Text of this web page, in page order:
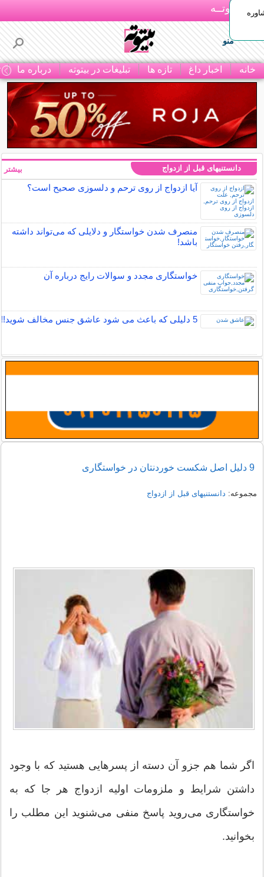
بـیتوتــه
منو
خانه اخبار داغ تازه ها تبلیغات در بیتوته درباره ما
دانستنیهای قبل از ازدواج
آیا ازدواج از روی ترحم و دلسوزی صحیح است؟
منصرف شدن خواستگار و دلایلی که می‌تواند داشته
باشد!
خواستگاری مجدد و سوالات رایج درباره آن
5 دلیلی که باعث می شود عاشق جنس مخالف شوید!!
بیشتر
9 دلیل اصل شکست خوردنتان در خواستگاری
مجموعه: دانستنیهای قبل از ازدواج
اگر شما هم جزو آن دسته از پسرهایی هستید که با وجود
داشتن شرایط و ملزومات اولیه ازدواج هر جا که به
خواستگاری می‌روید پاسخ منفی می‌شنوید این مطلب را
بخوانید.